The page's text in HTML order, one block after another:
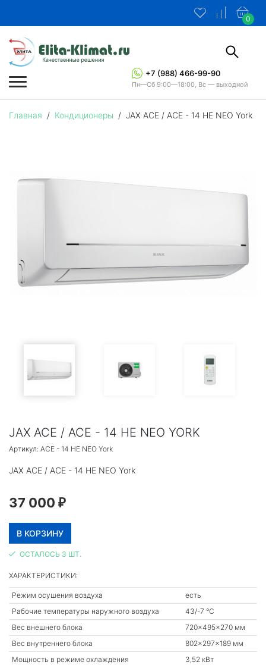
0
+7 (988) 466-99-90
Пн—Сб 9:00—18:00, Вс — выходной
Главная / Кондиционеры / JAX ACE / ACE - 14 HE NEO York
JAX ACE / ACE - 14 HE NEO YORK
Артикул: ACE - 14 HE NEO York
JAX ACE / ACE - 14 HE NEO York
37 000 ₽
ОСТАЛОСЬ 3 ШТ.
ХАРАКТЕРИСТИКИ:
Режим осушения воздуха
есть
Рабочие температуры наружного воздуха
43/-7 °С
Вес внешнего блока
720x495x270 мм
Вес внутреннего блока
802x297x189 мм
Мощность в режиме охлаждения
3,52 кВт